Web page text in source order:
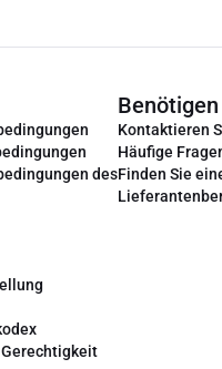
des
Kontaktieren
Häufige
Finden Sie